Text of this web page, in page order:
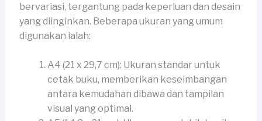
bervariasi, tergantung pada keperluan dan desain
yang diinginkan. Beberapa ukuran yang umum
digunakan ialah:
A4 (21 x 29,7 cm): Ukuran standar untuk
cetak buku, memberikan keseimbangan
antara kemudahan dibawa dan tampilan
visual yang optimal.